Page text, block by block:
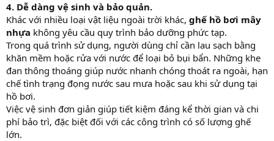
4. Dễ dàng vệ sinh và bảo quản.
Khác với nhiều loại vật liệu ngoài trời khác, ghế hồ bơi mây
nhựa không yêu cầu quy trình bảo dưỡng phức tạp.
Trong quá trình sử dụng, người dùng chỉ cần lau sạch bằng
khăn mềm hoặc rửa với nước để loại bỏ bụi bẩn. Những khe
đan thông thoáng giúp nước nhanh chóng thoát ra ngoài, hạn
chế tình trạng đọng nước sau mưa hoặc sau khi sử dụng tại
hồ bơi.
Việc vệ sinh đơn giản giúp tiết kiệm đáng kể thời gian và chi
phí bảo trì, đặc biệt đối với các công trình có số lượng ghế
lớn.